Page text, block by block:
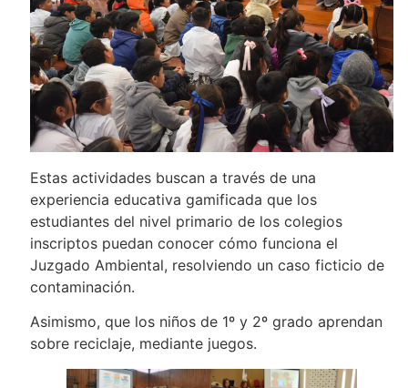
Estas actividades buscan a través de una
experiencia educativa gamificada que los
estudiantes del nivel primario de los colegios
inscriptos puedan conocer cómo funciona el
Juzgado Ambiental, resolviendo un caso ficticio de
contaminación.
Asimismo, que los niños de 1º y 2º grado aprendan
sobre reciclaje, mediante juegos.